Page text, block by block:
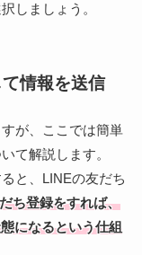
しましょう。
情報を送信
が、ここでは簡単
て解説します。
と、LINEの友だち
ち登録をすれば、
になるという仕組